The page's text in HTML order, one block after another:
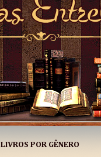
LIVROS POR GÊNERO